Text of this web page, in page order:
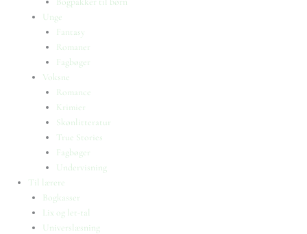
Unge
Fantasy
Romaner
Fagbøger
Voksne
Romance
Krimier
Skønlitteratur
True Stories
Fagbøger
Undervisning
Til lærere
Bogkasser
Lix og let-tal
Universlæsning